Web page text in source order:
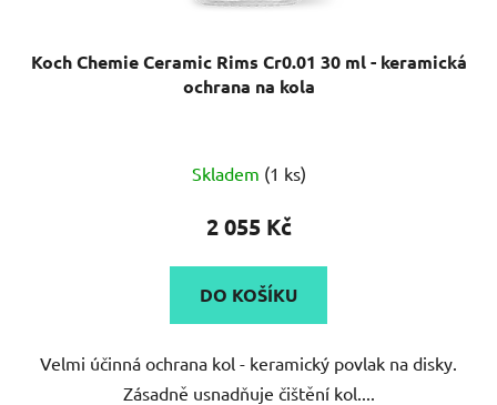
Koch Chemie Ceramic Rims Cr0.01 30 ml - keramická
ochrana na kola
Skladem (1 ks)
2 055 Kč
DO KOŠÍKU
Velmi účinná ochrana kol - keramický povlak na disky.
Zásadně usnadňuje čištění kol....